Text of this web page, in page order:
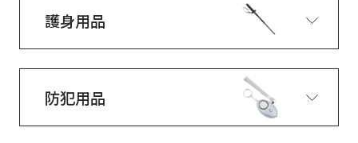
護身用品
防犯用品